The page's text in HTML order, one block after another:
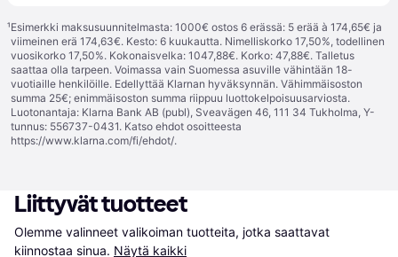
¹Esimerkki maksusuunnitelmasta: 1000€ ostos 6 erässä: 5 erää à 174,65€ ja
viimeinen erä 174,63€. Kesto: 6 kuukautta. Nimelliskorko 17,50%, todellinen
vuosikorko 17,50%. Kokonaisvelka: 1047,88€. Korko: 47,88€. Talletus
saattaa olla tarpeen. Voimassa vain Suomessa asuville vähintään 18-
vuotiaille henkilöille. Edellyttää Klarnan hyväksynnän. Vähimmäisoston
summa 25€; enimmäisoston summa riippuu luottokelpoisuusarviosta.
Luotonantaja: Klarna Bank AB (publ), Sveavägen 46, 111 34 Tukholma, Y-
tunnus: 556737-0431. Katso ehdot osoitteesta
https://www.klarna.com/fi/ehdot/.
Liittyvät tuotteet
Olemme valinneet valikoiman tuotteita, jotka saattavat
kiinnostaa sinua. Näytä kaikki